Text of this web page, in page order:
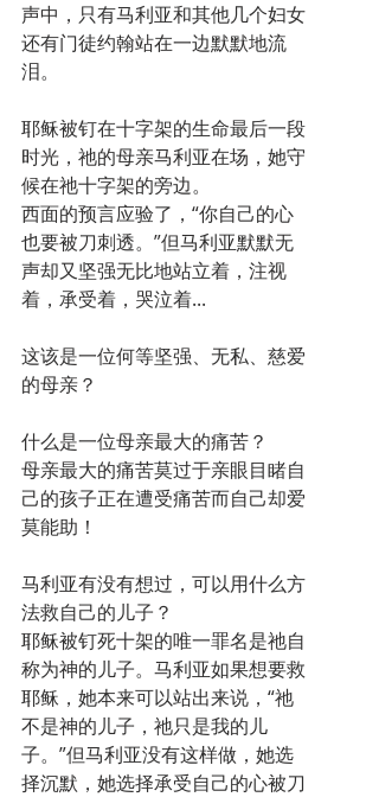
声中，只有马利亚和其他几个妇女
还有门徒约翰站在一边默默地流
泪。
耶稣被钉在十字架的生命最后一段
时光，祂的母亲马利亚在场，她守
候在祂十字架的旁边。
西面的预言应验了，“你自己的心
也要被刀刺透。”但马利亚默默无
声却又坚强无比地站立着，注视
着，承受着，哭泣着...
这该是一位何等坚强、无私、慈爱
的母亲？
什么是一位母亲最大的痛苦？
母亲最大的痛苦莫过于亲眼目睹自
己的孩子正在遭受痛苦而自己却爱
莫能助！
马利亚有没有想过，可以用什么方
法救自己的儿子？
耶稣被钉死十架的唯一罪名是祂自
称为神的儿子。马利亚如果想要救
耶稣，她本来可以站出来说，“祂
不是神的儿子，祂只是我的儿
子。”但马利亚没有这样做，她选
择沉默，她选择承受自己的心被刀